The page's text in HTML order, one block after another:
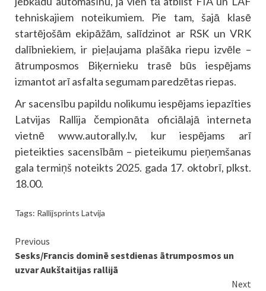
tehniskajiem noteikumiem. Pie tam, šajā klasē
startējošām ekipāžām, salīdzinot ar RSK un VRK
dalībniekiem, ir pieļaujama plašāka riepu izvēle –
ātrumposmos Biķernieku trasē būs iespējams
izmantot arī asfalta segumam paredzētas riepas.
Ar sacensību papildu nolikumu iespējams iepazīties
Latvijas Rallija čempionāta oficiālajā interneta
vietnē www.autorally.lv, kur iespējams arī
pieteikties sacensībām – pieteikumu pieņemšanas
gala termiņš noteikts 2025. gada 17. oktobrī, plkst.
18.00.
Tags: Rallijsprints Latvija
Continue
Reading
Previous
Sesks/Francis dominē sestdienas ātrumposmos un
uzvar Aukštaitijas rallijā
Next